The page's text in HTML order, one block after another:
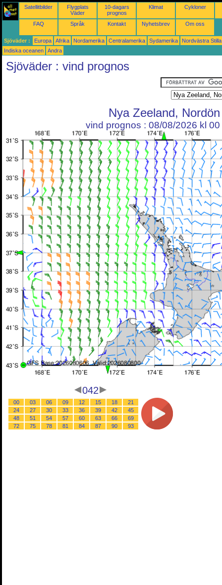
Satellitbilder
Flygplats
Väder
10-dagars
prognos
Klimat Cykloner
FAQ Språk Kontakt Nyhetsbrev Om oss
Sjöväder : Europa Afrika Nordamerika Centralamerika Sydamerika
Nordvästra
Indiska oceanen
Andra
Sjöväder : vind prognos
Nya Zeeland, Nordön
vind prognos : 08/08/2026 kl
042
00 03 06 09 12 15 18
21
24
27 30 33 36 39 42
45
48
51 54 57 60 63 66
69
72
75 78 81 84 87 90 93